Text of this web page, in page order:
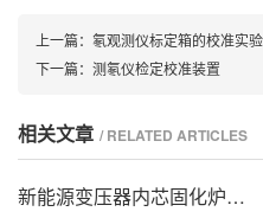
上一篇： 氡观测仪标定箱的校准实验
下一篇： 测氡仪检定校准装置
相关文章 / RELATED ARTICLES
新能源变压器内芯固化炉的技术方案